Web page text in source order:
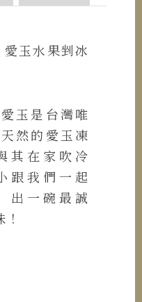
玉水果剉冰
玉是台灣唯
然的愛玉凍
其在家吹冷
跟我們一起
出一碗最誠